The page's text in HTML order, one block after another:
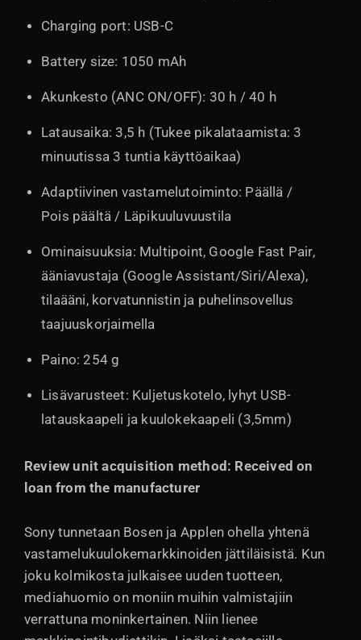
Charging port: USB-C
Battery size: 1050 mAh
Akunkesto (ANC ON/OFF): 30 h / 40 h
Latausaika: 3,5 h (Tukee pikalataamista: 3
minuutissa 3 tuntia käyttöaikaa)
Adaptiivinen vastamelutoiminto: Päällä /
Pois päältä / Läpikuuluvuustila
Ominaisuuksia: Multipoint, Google Fast Pair,
ääniavustaja (Google Assistant/Siri/Alexa),
tilaääni, korvatunnistin ja puhelinsovellus
taajuuskorjaimella
Paino: 254 g
Lisävarusteet: Kuljetuskotelo, lyhyt USB-
latauskaapeli ja kuulokekaapeli (3,5mm)
Review unit acquisition method: Received on
loan from the manufacturer
Sony tunnetaan Bosen ja Applen ohella yhtenä
vastamelukuulokemarkkinoiden jättiläisistä. Kun
joku kolmikosta julkaisee uuden tuotteen,
mediahuomio on moniin muihin valmistajiin
verrattuna moninkertainen. Niin lienee